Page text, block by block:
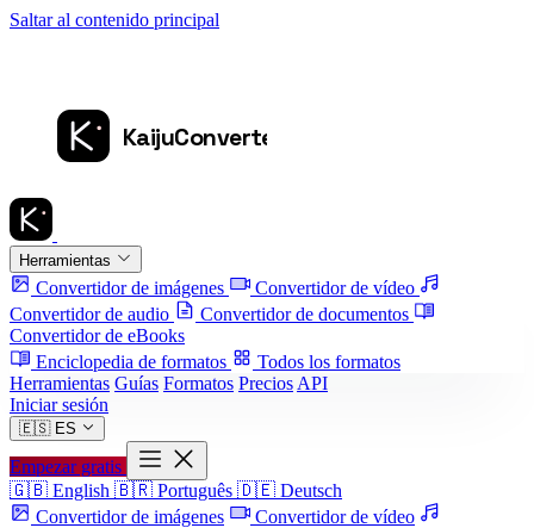
Saltar al contenido principal
Herramientas
Convertidor de imágenes
Convertidor de vídeo
Convertidor de audio
Convertidor de documentos
Convertidor de eBooks
Enciclopedia de formatos
Todos los formatos
Herramientas Guías Formatos Precios API
Iniciar sesión
🇪🇸 ES
Empezar gratis
🇬🇧 English 🇧🇷 Português 🇩🇪 Deutsch
Convertidor de imágenes
Convertidor de vídeo